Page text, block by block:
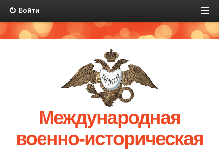
Войти
Международная
военно-историческая